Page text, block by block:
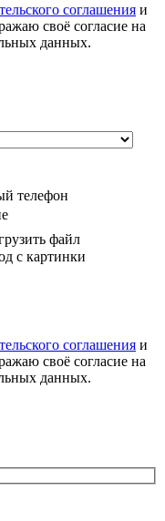
соглашения и
своё согласие на
данных.
телефон
файл
с картинки
соглашения и
своё согласие на
данных.